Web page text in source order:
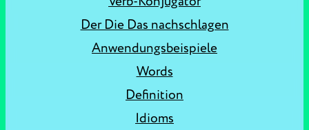
Der Die Das nachschlagen
Anwendungsbeispiele
Words
Definition
Idioms